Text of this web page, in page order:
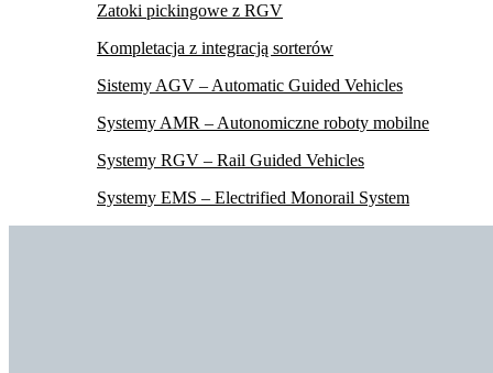
Zatoki pickingowe z RGV
Kompletacja z integracją sorterów
Sistemy AGV – Automatic Guided Vehicles
Systemy AMR – Autonomiczne roboty mobilne
Systemy RGV – Rail Guided Vehicles
Systemy EMS – Electrified Monorail System